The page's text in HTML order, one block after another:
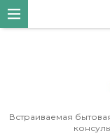
Встраиваемая